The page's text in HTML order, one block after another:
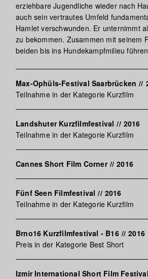
erziehbare Jugendliche wieder nach
auch sein vertrautes Umfeld
Hamlet verschwunden. Er unternimmt
zu bekommen. Zusammen mit seinem
beiden bis ins Hundekampfmilieu
Max-Ophüls-Festival Saarbrücken //
Teilnahme in der Kategorie Kurzfilm
Landshuter Kurzfilmfestival // 2016
Teilnahme in der Kategorie Kurzfilm
Cannes Short Film Corner // 2016
Fünf Seen Filmfestival // 2016
Teilnahme in der Kategorie Kurzfilm
Brno16 Kurzfilmfestival - B16 // 2016
Preis in der Kategorie Best Short
Izmir International Short Film Festival